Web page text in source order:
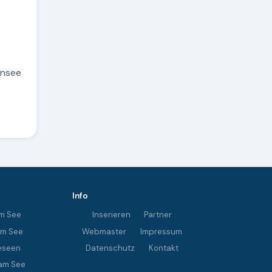
See
See
See
Info
Inserieren
Partner
Webmaster
Impressum
Datenschutz
Kontakt